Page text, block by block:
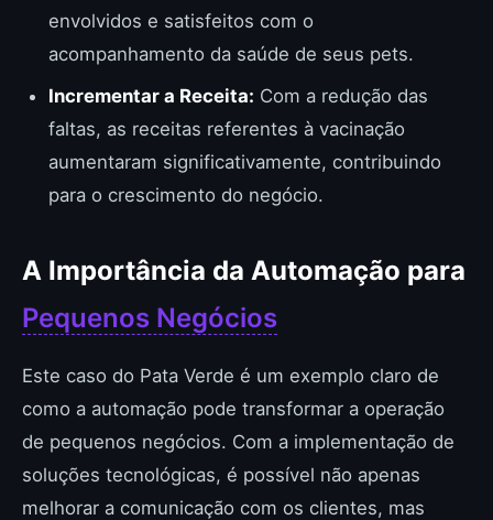
envolvidos e satisfeitos com o
acompanhamento da saúde de seus pets.
Incrementar a Receita: Com a redução das
faltas, as receitas referentes à vacinação
aumentaram significativamente, contribuindo
para o crescimento do negócio.
A Importância da Automação para
Pequenos Negócios
Este caso do Pata Verde é um exemplo claro de
como a automação pode transformar a operação
de pequenos negócios. Com a implementação de
soluções tecnológicas, é possível não apenas
melhorar a comunicação com os clientes, mas